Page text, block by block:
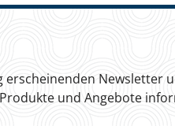
Newsletter
und Angebote